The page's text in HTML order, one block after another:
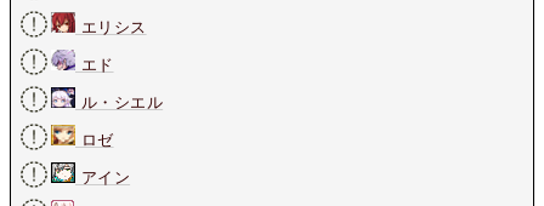
エリシス
エド
ル・シエル
ロゼ
アイン